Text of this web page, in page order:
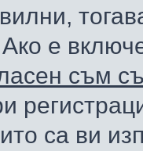
е
съм
са ви